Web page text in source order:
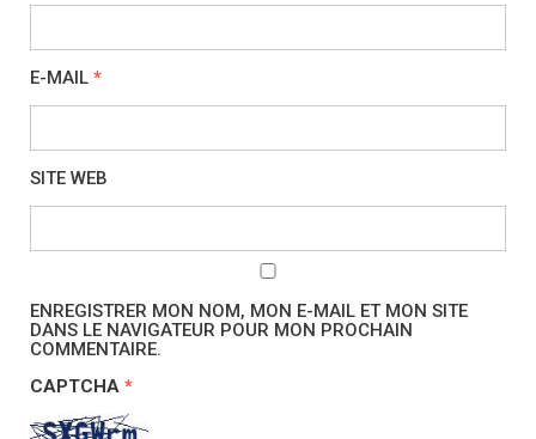
E-MAIL *
SITE WEB
ENREGISTRER MON NOM, MON E-MAIL ET MON SITE
DANS LE NAVIGATEUR POUR MON PROCHAIN
COMMENTAIRE.
CAPTCHA *